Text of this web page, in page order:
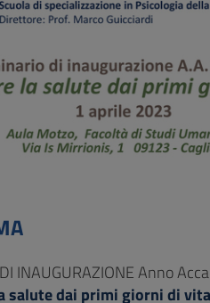
INAUGURAZIONE Anno
salute dai primi giorni di